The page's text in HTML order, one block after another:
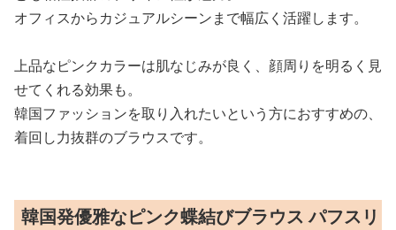
オフィスからカジュアルシーンまで幅広く活躍します。
上品なピンクカラーは肌なじみが良く、顔周りを明るく見
せてくれる効果も。
韓国ファッションを取り入れたいという方におすすめの、
着回し力抜群のブラウスです。
韓国発優雅なピンク蝶結びブラウス パフスリ